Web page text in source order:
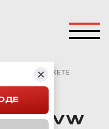
АЛМАТЫ В ПАКЕТЕ
VW